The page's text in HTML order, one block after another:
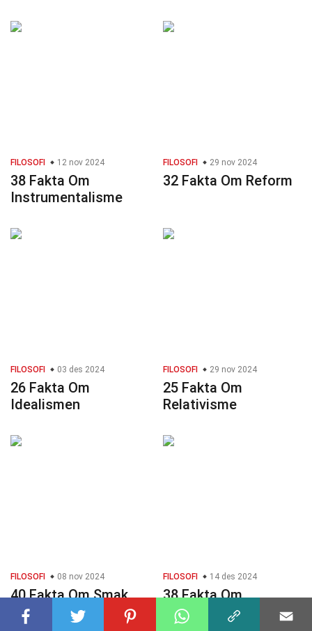
FILOSOFI 12 nov 2024
38 Fakta Om
Instrumentalisme
FILOSOFI 29 nov 2024
32 Fakta Om Reform
FILOSOFI 03 des 2024
26 Fakta Om
Idealismen
FILOSOFI 29 nov 2024
25 Fakta Om
Relativisme
FILOSOFI 08 nov 2024
40 Fakta Om Smak
FILOSOFI 14 des 2024
38 Fakta Om
Agnostisisme